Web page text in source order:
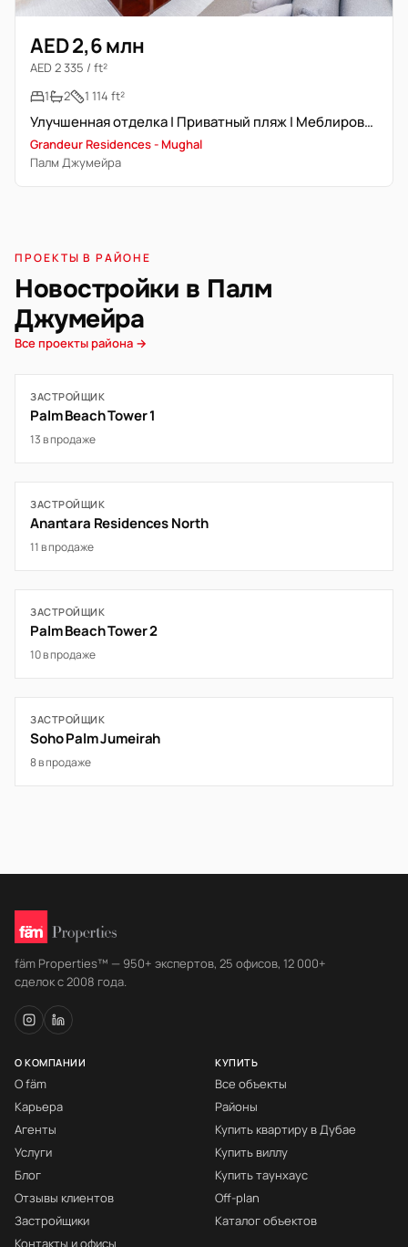
AED 2,6 млн
AED 2 335 / ft²
1
2 1 114 ft²
Улучшенная отделка | Приватный пляж | Меблирована
Grandeur Residences - Mughal
Палм Джумейра
ПРОЕКТЫ В РАЙОНЕ
Новостройки в Палм
Джумейра
Все проекты района →
ЗАСТРОЙЩИК
Palm Beach Tower 1
13 в продаже
ЗАСТРОЙЩИК
Anantara Residences North
11 в продаже
ЗАСТРОЙЩИК
Palm Beach Tower 2
10 в продаже
ЗАСТРОЙЩИК
Soho Palm Jumeirah
8 в продаже
fäm Properties™ — 950+ экспертов, 25 офисов, 12 000+
сделок с 2008 года.
О КОМПАНИИ
О fäm
Карьера
Агенты
Услуги
Блог
Отзывы клиентов
Застройщики
Контакты и офисы
КУПИТЬ
Все объекты
Районы
Купить квартиру в Дубае
Купить виллу
Купить таунхаус
Off-plan
Каталог объектов